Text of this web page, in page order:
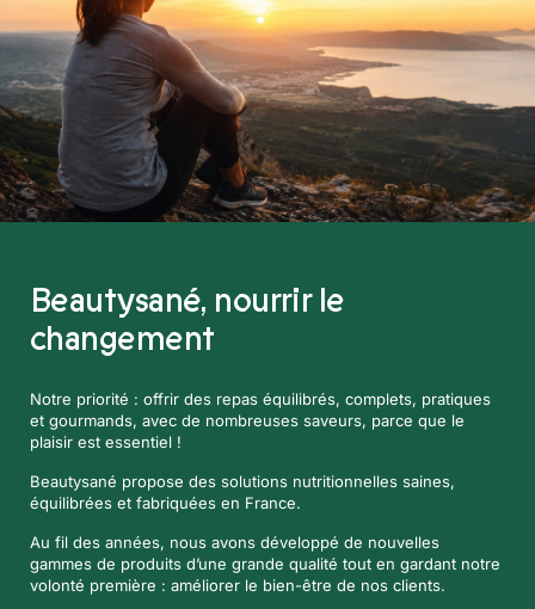
Beautysané, nourrir le
changement
Notre priorité : offrir des repas équilibrés, complets, pratiques
et gourmands, avec de nombreuses saveurs, parce que le
plaisir est essentiel !
Beautysané propose des solutions nutritionnelles saines,
équilibrées et fabriquées en France.
Au fil des années, nous avons développé de nouvelles
gammes de produits d’une grande qualité tout en gardant notre
volonté première : améliorer le bien-être de nos clients.